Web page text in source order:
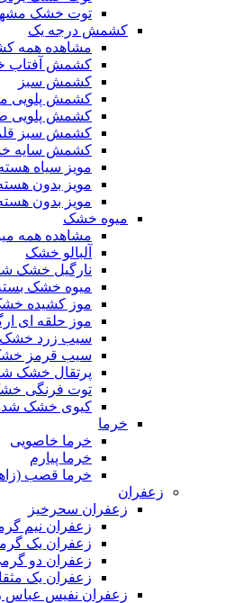
توت خشک
کشمش درجه یک
مشاهده همه
کشمش آفتاب
کشمش سبز
کشمش پلویی
کشمش پلویی
کشمش سبز
کشمش سایه
مویز سیاه هسته
مویز بدون
مویز بدون
میوه خشک
مشاهده همه
آلبالو خشک
نارگیل خشک
میوه خشک
موز کشیده
موز حلقه ای
سیب زرد خشک
سیب قرمز
پرتقال خشک
توت فرنگی
کیوی خشک
خرما
خرما خاصویی
خرما پیارم
خرما قصب
زعفران
زعفران سحرخیز
زعفران نیم
زعفران یک
زعفران دو
زعفران یک
زعفران نفیس عباس